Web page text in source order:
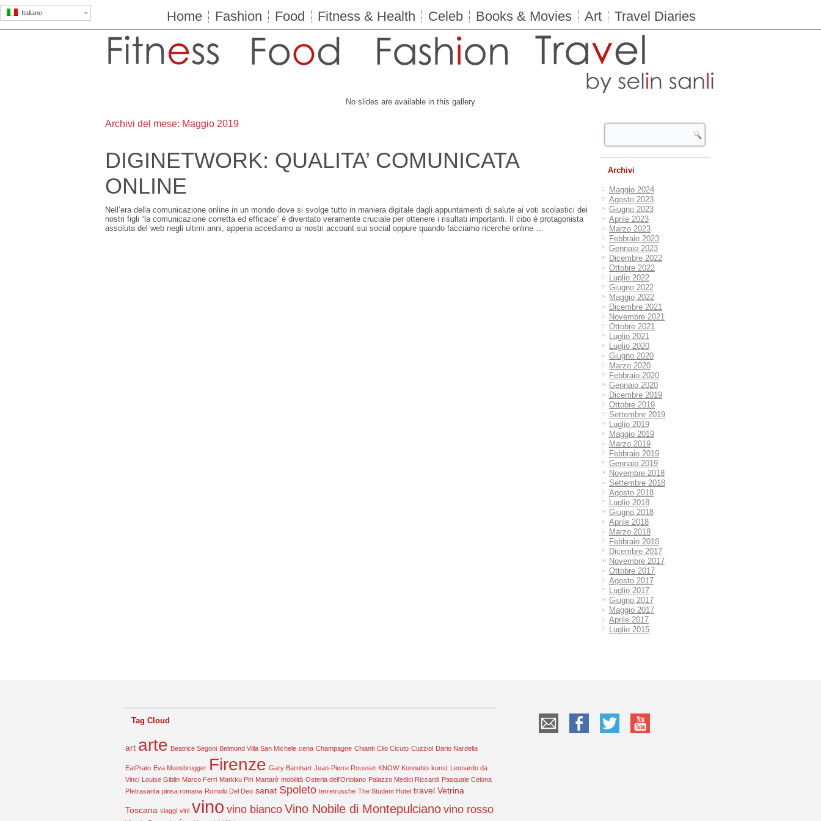
Italiano Home Fashion Food Fitness & Health Celeb Books & Movies Art Travel Diaries
No slides are available in this gallery
Archivi del mese: Maggio 2019
DIGINETWORK: QUALITA’ COMUNICATA
ONLINE
Nell’era della comunicazione online in un mondo dove si svolge tutto in maniera digitale dagli appuntamenti di salute ai voti scolastici dei
nostri figli “la comunicazione corretta ed efficace” è diventato veramente cruciale per ottenere i risultati importanti. Il cibo è protagonista
assoluta del web negli ultimi anni, appena accediamo ai nostri account sui social oppure quando facciamo ricerche online …
Archivi
Maggio 2024
Agosto 2023
Giugno 2023
Aprile 2023
Marzo 2023
Febbraio 2023
Gennaio 2023
Dicembre 2022
Ottobre 2022
Luglio 2022
Giugno 2022
Maggio 2022
Dicembre 2021
Novembre 2021
Ottobre 2021
Luglio 2021
Luglio 2020
Giugno 2020
Marzo 2020
Febbraio 2020
Gennaio 2020
Dicembre 2019
Ottobre 2019
Settembre 2019
Luglio 2019
Maggio 2019
Marzo 2019
Febbraio 2019
Gennaio 2019
Novembre 2018
Settembre 2018
Agosto 2018
Luglio 2018
Giugno 2018
Aprile 2018
Marzo 2018
Febbraio 2018
Dicembre 2017
Novembre 2017
Ottobre 2017
Agosto 2017
Luglio 2017
Giugno 2017
Maggio 2017
Aprile 2017
Luglio 2015
Tag Cloud
art arte Beatrice Segoni Belmond Villa San Michele cena Champagne Chianti Clio Cicuto Cuzziol Dario Nardella
EatPrato Eva Moosbrugger Firenze Gary Barnhart Jean-Pierre Rousset KNOW Konnubio kunst Leonardo da
Vinci Louise Giblin Marco Ferri Markku Piri Martarè mobilità Osteria dell'Ortolano Palazzo Medici Riccardi Pasquale Celona
PIetrasanta pinsa romana Romolo Del Deo sanat Spoleto terretrusche The Student Hotel travel Vetrina
Toscana viaggi vini vino vino bianco Vino Nobile di Montepulciano vino rosso